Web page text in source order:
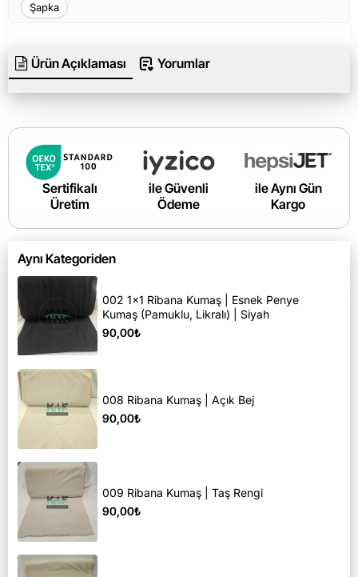
Şapka
Ürün Açıklaması Yorumlar
Sertifikalı
Üretim
ile Güvenli
Ödeme
ile Aynı Gün
Kargo
Aynı Kategoriden
002 1x1 Ribana Kumaş | Esnek Penye
Kumaş (Pamuklu, Likralı) | Siyah
90,00₺
008 Ribana Kumaş | Açık Bej
90,00₺
009 Ribana Kumaş | Taş Rengi
90,00₺